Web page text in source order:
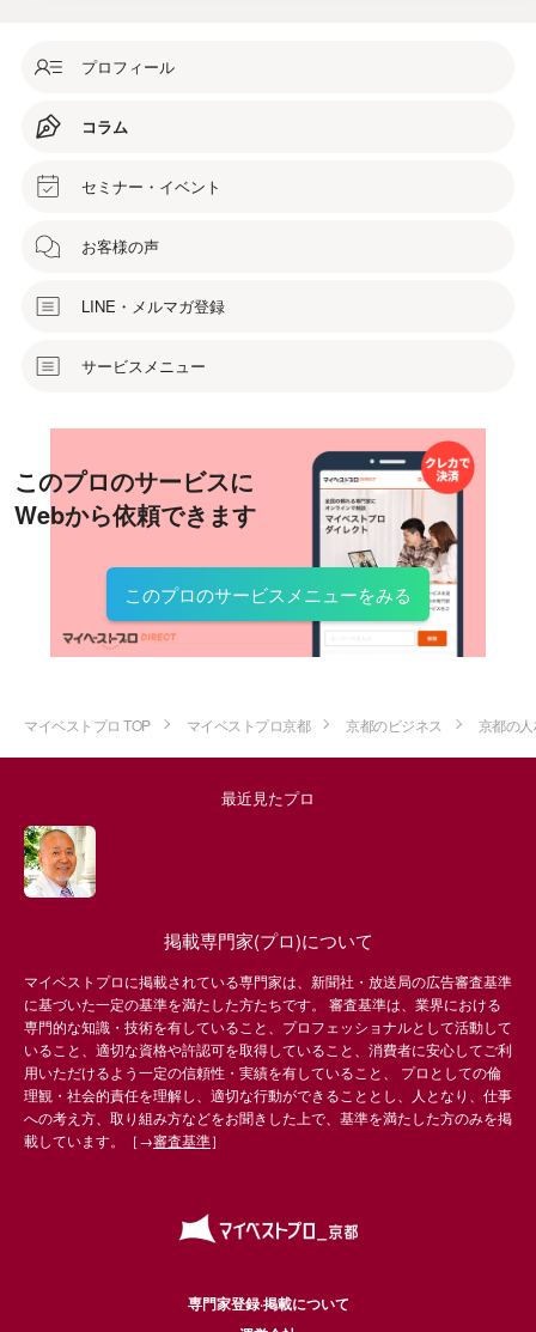
プロフィール
コラム
セミナー・イベント
お客様の声
LINE・メルマガ登録
サービスメニュー
このプロのサービスに
Webから依頼できます
このプロのサービスメニューをみる
マイベストプロ TOP マイベストプロ京都 京都のビジネス 京都の
最近見たプロ
掲載専門家(プロ)について
マイベストプロに掲載されている専門家は、新聞社・放送局の広告審査基準
に基づいた一定の基準を満たした方たちです。 審査基準は、業界における
専門的な知識・技術を有していること、プロフェッショナルとして活動して
いること、適切な資格や許認可を取得していること、消費者に安心してご利
用いただけるよう一定の信頼性・実績を有していること、 プロとしての倫
理観・社会的責任を理解し、適切な行動ができることとし、人となり、仕事
への考え方、取り組み方などをお聞きした上で、基準を満たした方のみを掲
載しています。［→審査基準］
専門家登録·掲載について